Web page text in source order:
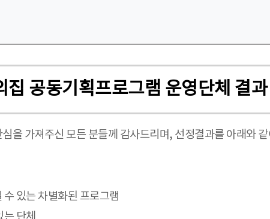
공동기획프로그램 운영단체 결
을 가져주신 모든 분들께 감사드리며, 선정결과를 아래와
있는 차별화된 프로그램